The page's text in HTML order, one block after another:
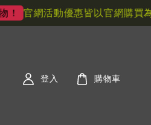
官網活動優惠皆以官網購買為主
登入 購物車